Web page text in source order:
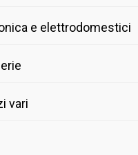
e elettrodomestici
vari